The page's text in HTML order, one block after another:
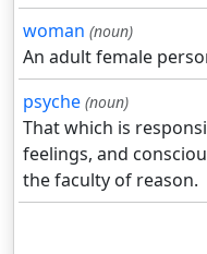
woman (noun)
An adult female
psyche (noun)
That which is
feelings, and
the faculty of reason.